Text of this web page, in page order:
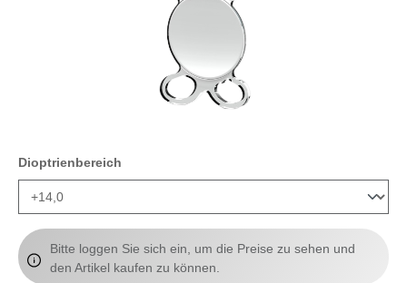
Dioptrienbereich
Bitte loggen Sie sich ein, um die Preise zu sehen und
den Artikel kaufen zu können.